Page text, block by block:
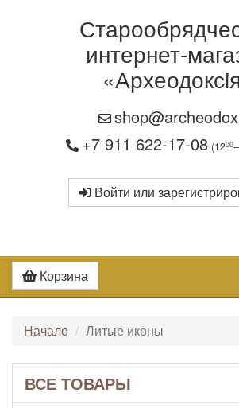
интернет-
+7 911 622-17-08 (1200
Войти или
Корзина
Начало Литые иконы
ВСЕ ТОВАРЫ